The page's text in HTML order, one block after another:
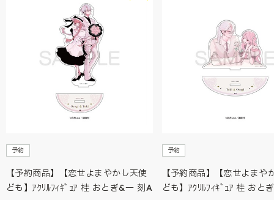
予約
【予約商品】【恋せよまやかし天使
ども】ｱｸﾘﾙﾌｨｷﾞｭｱ 桂 おとぎ&一 刻A
予約
【予約商品】【恋せよまや
ども】ｱｸﾘﾙﾌｨｷﾞｭｱ 桂 おと